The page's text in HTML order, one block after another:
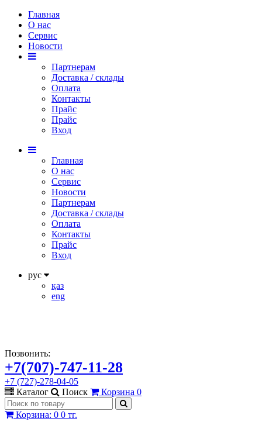
Главная
О нас
Сервис
Новости
Партнерам
Доставка / склады
Оплата
Контакты
Прайс
Прaйс
Вход
Главная
О нас
Сервис
Новости
Партнерам
Доставка / склады
Оплата
Контакты
Прайс
Вход
рус
қаз
eng
Позвонить:
+7(707)-747-11-28
+7 (727)-278-04-05
Каталог
Поиск Корзина 0
Корзина: 0 0 тг.